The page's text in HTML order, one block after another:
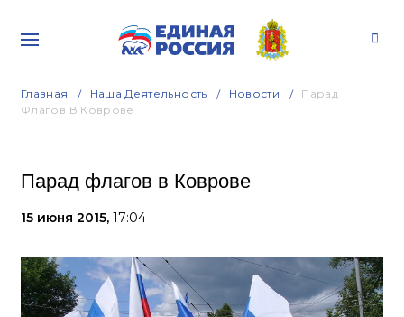
Главная Наша Деятельность Новости
Парад
Флагов В Коврове
Парад флагов в Коврове
15 июня 2015, 17:04